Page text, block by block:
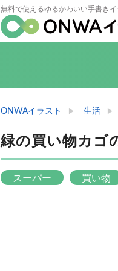
無料で使えるゆるかわいい手書きイ
ONWAイラスト 生活
緑の買い物カゴ
スーパー 買い物